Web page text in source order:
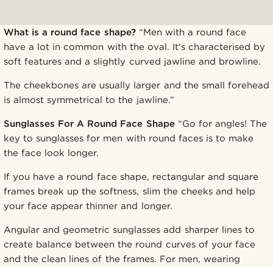
What is a round face shape?“Men with a round face
have a lot in common with the oval. It's characterised by
soft features and a slightly curved jawline and browline.
The cheekbones are usually larger and the small forehead
is almost symmetrical to the jawline.”
Sunglasses For A Round Face Shape“Go for angles! The
key to sunglasses for men with round faces is to make
the face look longer.
If you have a round face shape, rectangular and square
frames break up the softness, slim the cheeks and help
your face appear thinner and longer.
Angular and geometric sunglasses add sharper lines to
create balance between the round curves of your face
and the clean lines of the frames. For men, wearing